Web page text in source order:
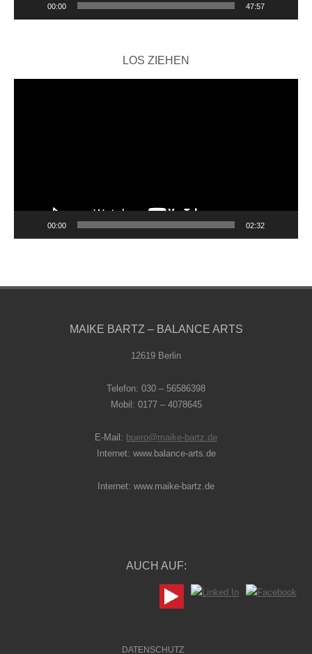
00:00 47:57
LOS ZIEHEN
Video-
00:00 02:32
MAIKE BARTZ – BALANCE ARTS
12619 Berlin
Telefon: 030 – 56586398
Mobil: 0177 – 4078645
E-Mail: buero@maike-bartz.de
Internet: www.balance-arts.de
Internet: www.maike-bartz.de
AUCH AUF:
DATENSCHUTZ